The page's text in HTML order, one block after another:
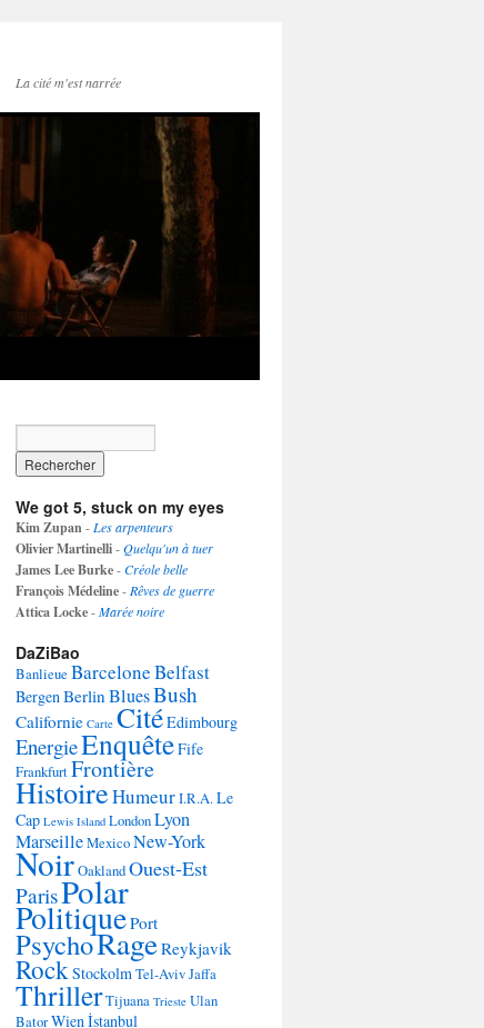
La cité m'est narrée
We got 5, stuck on my eyes
Kim Zupan- Les arpenteurs
Olivier Martinelli-Quelqu'un à tuer
James Lee Burke-Créole belle
François Médeline- Rêves de guerre
Attica Locke-Marée noire
DaZiBao
Banlieue BarceloneBelfast
BergenBerlinBluesBush
Californie Carte CitéEdimbourg
EnergieEnquêteFife
FrankfurtFrontière
HistoireHumeurI.R.A.Le
Cap Lewis Island LondonLyon
MarseilleMexicoNew-York
NoirOaklandOuest-Est
ParisPolar
PolitiquePort
PsychoRageReykjavik
RockStockolmTel-Aviv Jaffa
ThrillerTijuana Trieste Ulan
BatorWienİstanbul